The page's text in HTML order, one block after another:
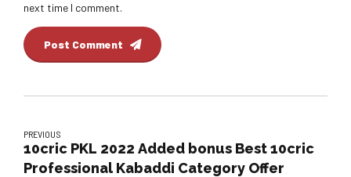
next time I comment.
Post Comment
PREVIOUS
10cric PKL 2022 Added bonus Best 10cric
Professional Kabaddi Category Offer